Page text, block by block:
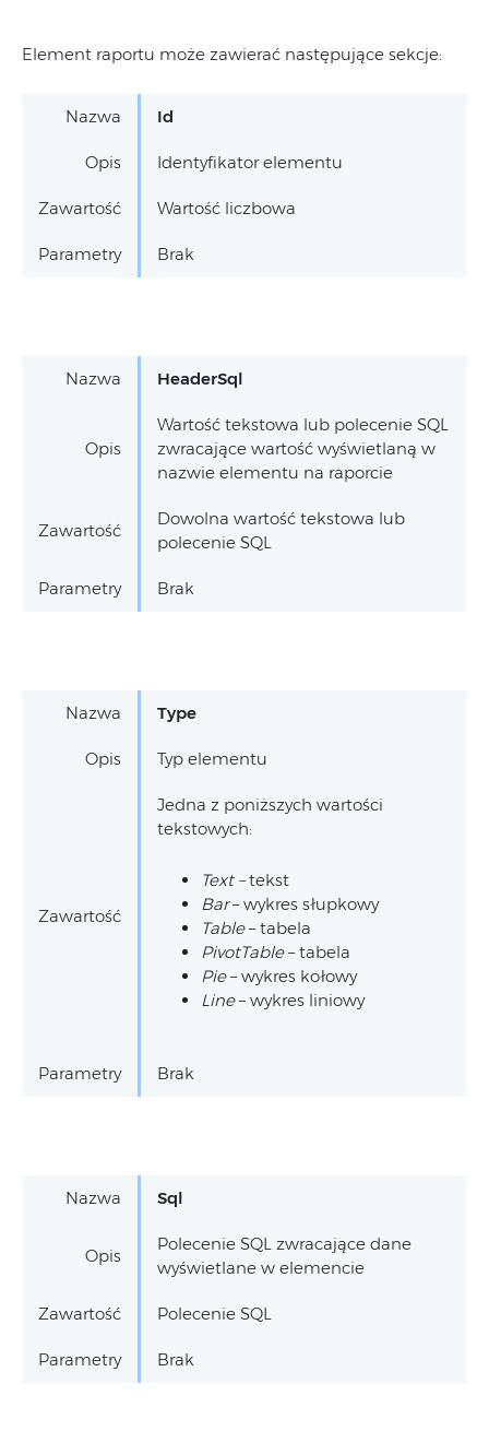
Element raportu może zawierać następujące sekcje:
Nazwa Id
Opis Identyfikator elementu
Zawartość Wartość liczbowa
Parametry Brak
Nazwa HeaderSql
Opis
Wartość tekstowa lub polecenie SQL
zwracające wartość wyświetlaną w
nazwie elementu na raporcie
Zawartość
Dowolna wartość tekstowa lub
polecenie SQL
Parametry Brak
Nazwa Type
Opis Typ elementu
Zawartość
Jedna z poniższych wartości
tekstowych:
Text –tekst
Bar– wykres słupkowy
Table– tabela
PivotTable– tabela
Pie– wykres kołowy
Line– wykres liniowy
Parametry Brak
Nazwa Sql
Opis
Polecenie SQL zwracające dane
wyświetlane w elemencie
Zawartość Polecenie SQL
Parametry Brak